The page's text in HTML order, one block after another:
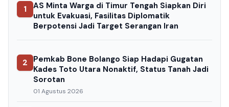
1
AS Minta Warga di Timur Tengah Siapkan Diri
untuk Evakuasi, Fasilitas Diplomatik
Berpotensi Jadi Target Serangan Iran
2
Pemkab Bone Bolango Siap Hadapi Gugatan
Kades Toto Utara Nonaktif, Status Tanah Jadi
Sorotan
01 Agustus 2026